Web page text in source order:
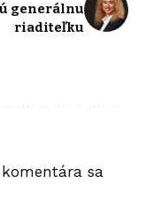
generálnu
riaditeľku
sa